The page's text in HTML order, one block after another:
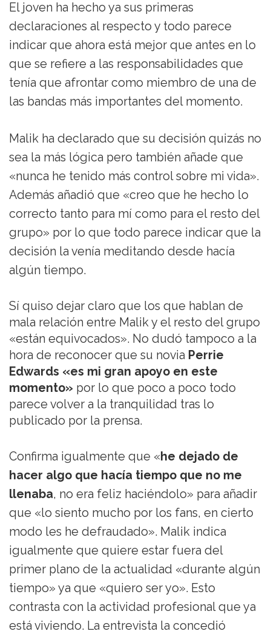
El joven ha hecho ya sus primeras
declaraciones al respecto y todo parece
indicar que ahora está mejor que antes en lo
que se refiere a las responsabilidades que
tenía que afrontar como miembro de una de
las bandas más importantes del momento.
Malik ha declarado que su decisión quizás no
sea la más lógica pero también añade que
«nunca he tenido más control sobre mi vida».
Además añadió que «creo que he hecho lo
correcto tanto para mí como para el resto del
grupo» por lo que todo parece indicar que la
decisión la venía meditando desde hacía
algún tiempo.
Sí quiso dejar claro que los que hablan de
mala relación entre Malik y el resto del grupo
«están equivocados». No dudó tampoco a la
hora de reconocer que su novia Perrie
Edwards «es mi gran apoyo en este
momento» por lo que poco a poco todo
parece volver a la tranquilidad tras lo
publicado por la prensa.
Confirma igualmente que «he dejado de
hacer algo que hacía tiempo que no me
llenaba, no era feliz haciéndolo» para añadir
que «lo siento mucho por los fans, en cierto
modo les he defraudado». Malik indica
igualmente que quiere estar fuera del
primer plano de la actualidad «durante algún
tiempo» ya que «quiero ser yo». Esto
contrasta con la actividad profesional que ya
está viviendo. La entrevista la concedió